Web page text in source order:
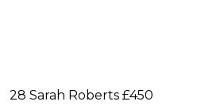
28 Sarah Roberts £450